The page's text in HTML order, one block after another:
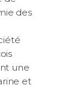
des
une
et